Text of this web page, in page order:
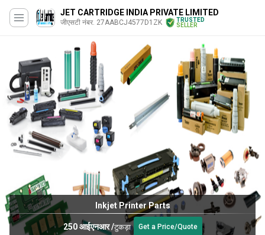
JET CARTRIDGE INDIA PRIVATE LIMITED
जीएसटी नंबर. 27AABCJ4577D1ZK
TRUSTED
SELLER
Printer parts
Get a Price/Quote